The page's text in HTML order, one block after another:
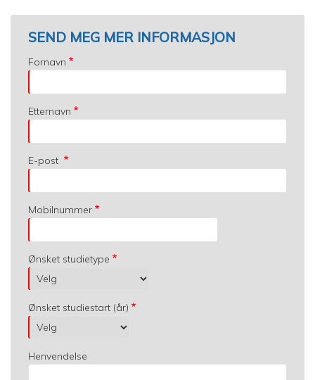
SEND MEG MER INFORMASJON
Fornavn
Etternavn
E-post
Mobilnummer
Ønsket studietype
Ønsket studiestart (år)
Henvendelse